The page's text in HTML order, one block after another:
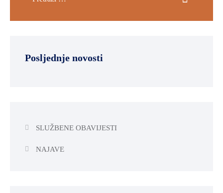
Posljednje novosti
SLUŽBENE OBAVIJESTI
NAJAVE